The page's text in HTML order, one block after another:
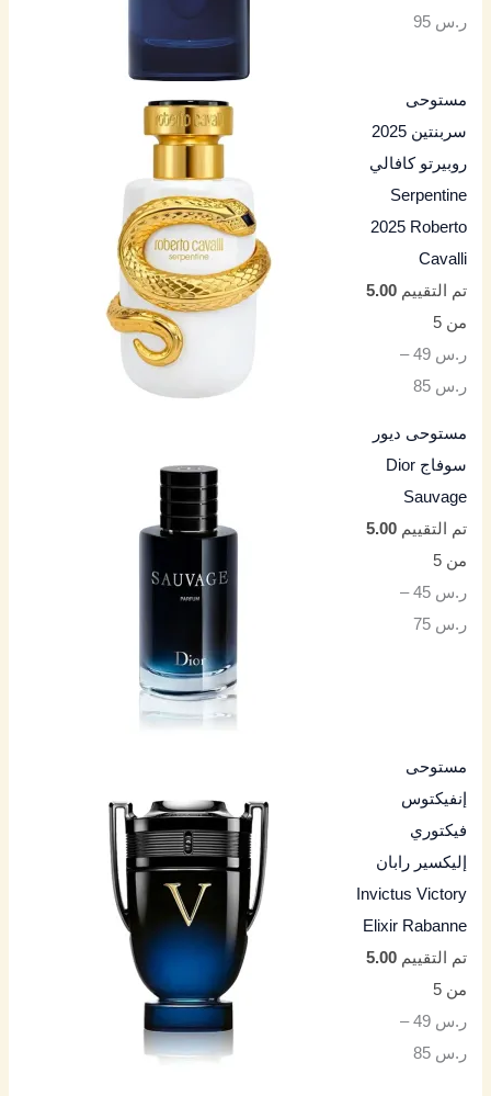
ر.س 95
مستوحى
سربنتين 2025
روبيرتو كافالي
Serpentine
2025 Roberto
Cavalli
تم التقييم5.00
من 5
ر.س 49
–
ر.س 85
مستوحى ديور
سوفاج Dior
Sauvage
تم التقييم5.00
من 5
ر.س 45
–
ر.س 75
مستوحى
إنفيكتوس
فيكتوري
إليكسير رابان
Invictus Victory
Elixir Rabanne
تم التقييم5.00
من 5
ر.س 49
–
ر.س 85